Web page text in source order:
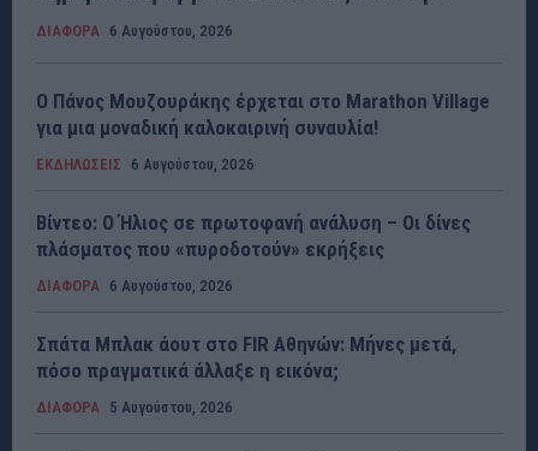
ΔΙΑΦΟΡΑ 6 Αυγούστου, 2026
Ο Πάνος Μουζουράκης έρχεται στο Marathon Village
για μια μοναδική καλοκαιρινή συναυλία!
ΕΚΔΗΛΩΣΕΙΣ 6 Αυγούστου, 2026
Βίντεο: Ο Ήλιος σε πρωτοφανή ανάλυση – Οι δίνες
πλάσματος που «πυροδοτούν» εκρήξεις
ΔΙΑΦΟΡΑ 6 Αυγούστου, 2026
Σπάτα Μπλακ άουτ στο FIR Αθηνών: Μήνες μετά,
πόσο πραγματικά άλλαξε η εικόνα;
ΔΙΑΦΟΡΑ 5 Αυγούστου, 2026